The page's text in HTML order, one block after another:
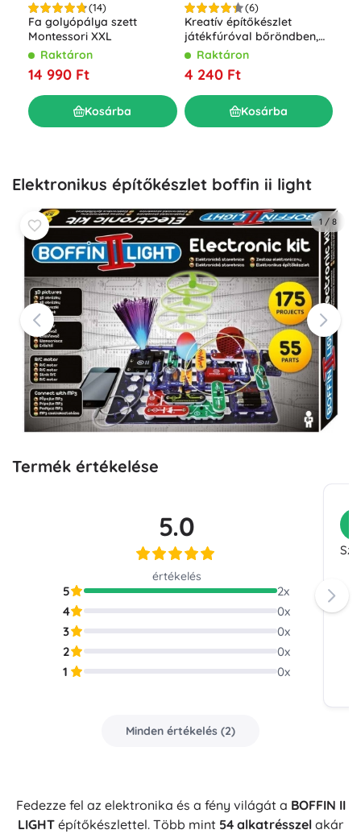
(14)
Fa golyópálya szett
Montessori XXL
Raktáron
14 990 Ft
Kosárba
(6)
Kreatív építőkészlet
játékfúróval bőröndben,
261 darab
Raktáron
4 240 Ft
Kosárba
Elektronikus építőkészlet boffin ii light
1 / 8
Termék értékelése
5.0
értékelés
5 2x
4
0x
3
0x
2
0x
1
0x
Minden értékelés (2)
Fedezze fel az elektronika és a fény világát a BOFFIN II
LIGHT építőkészlettel. Több mint 54 alkatrésszel akár